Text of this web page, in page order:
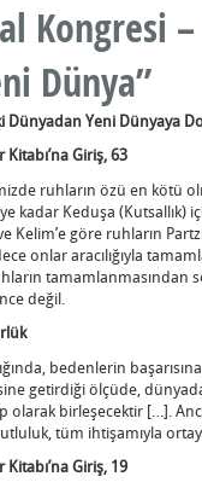
13 Eylül 2024)
- MAYIS 2024
EVDE TOPLANMAK
DUANIN
Giriş
KALBİ AÇMAK
Sevincini
Dostlar"
Yükselmek
İfşa Etmek”
Kongresi
Dünya”
Dünyadan Yeni Dünyaya
Kitabı’na Giriş, 63
ruhların özü en kötü
kadar Keduşa (Kutsallık)
Kelim’e göre ruhların
onlar aracılığıyla
tamamlanmasından
değil.
bedenlerin
getirdiği ölçüde,
olarak birleşecektir […].
tüm ihtişamıyla ortaya
Kitabı’na Giriş, 19